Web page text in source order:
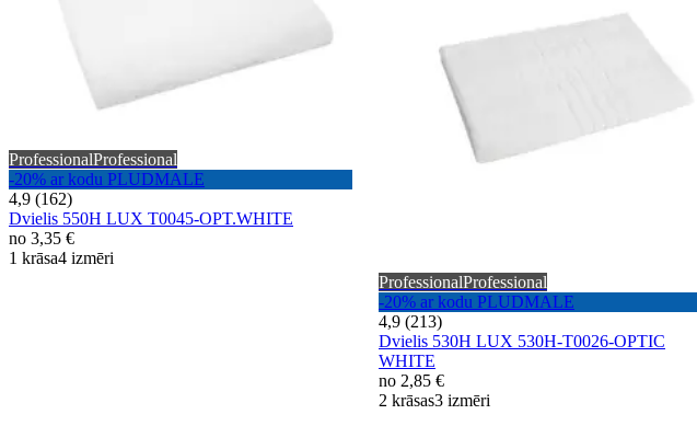
ProfessionalProfessional
-20% ar kodu PLUDMALE
4,9 (162)
Dvielis 550H LUX T0045-OPT.WHITE
no 3,35 €
1 krāsa4 izmēri
ProfessionalProfessional
-20% ar kodu PLUDMALE
4,9 (213)
Dvielis 530H LUX 530H-T0026-OPTIC
WHITE
no 2,85 €
2 krāsas3 izmēri